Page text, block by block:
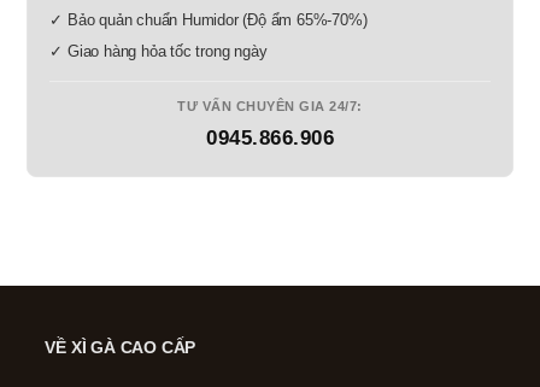
✓ Bảo quản chuẩn Humidor (Độ ẩm 65%-70%)
✓ Giao hàng hỏa tốc trong ngày
TƯ VẤN CHUYÊN GIA 24/7:
0945.866.906
VỀ XÌ GÀ CAO CẤP